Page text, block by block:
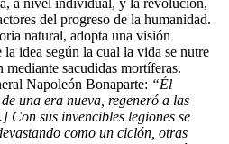
a nivel individual, y la revolución,
del progreso de la humanidad.
natural, adopta una visión
idea según la cual la vida se nutre
mediante sacudidas mortíferas.
Napoleón Bonaparte: “Él
una era nueva, regeneró a las
Con sus invencibles legiones se
como un ciclón, otras